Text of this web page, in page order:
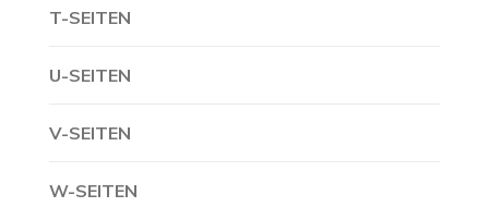
T-SEITEN
U-SEITEN
V-SEITEN
W-SEITEN